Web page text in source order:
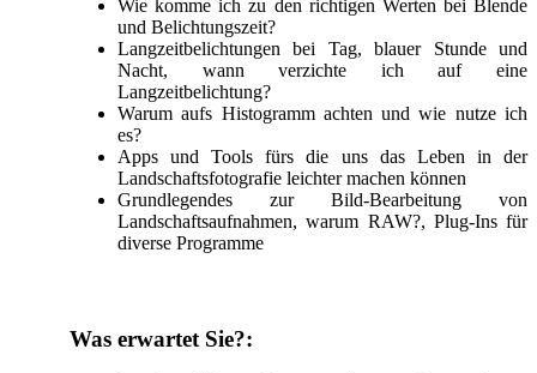
Wie komme ich zu den richtigen Werten bei Blende
und Belichtungszeit?
Langzeitbelichtungen bei Tag, blauer Stunde und
Nacht, wann verzichte ich auf eine
Langzeitbelichtung?
Warum aufs Histogramm achten und wie nutze ich
es?
Apps und Tools fürs die uns das Leben in der
Landschaftsfotografie leichter machen können
Grundlegendes zur Bild-Bearbeitung von
Landschaftsaufnahmen, warum RAW?, Plug-Ins für
diverse Programme
Was erwartet Sie?: